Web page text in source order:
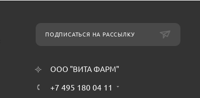
ПОДПИСАТЬСЯ НА РАССЫЛКУ
ООО "ВИТА ФАРМ"
+7 495 180 04 11